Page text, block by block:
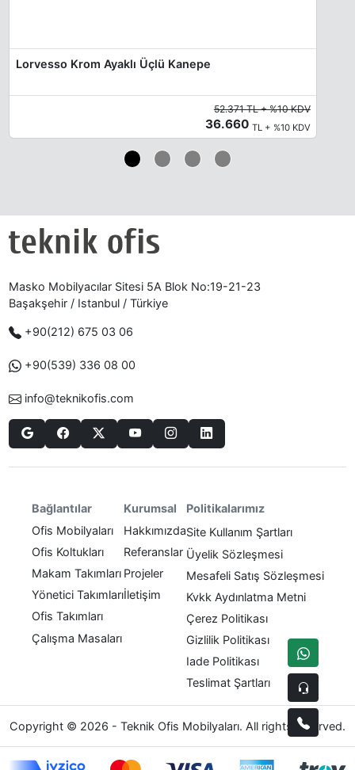
Lorvesso Krom Ayaklı Üçlü Kanepe
52.371 TL + %10 KDV
36.660 TL + %10 KDV
Masko Mobilyacılar Sitesi 5A Blok No:19-21-23
Başakşehir / Istanbul / Türkiye
+90(212) 675 03 06
+90(539) 336 08 00
info@teknikofis.com
Bağlantılar
Ofis Mobilyaları
Ofis Koltukları
Makam Takımları
Yönetici Takımları
Ofis Takımları
Çalışma Masaları
Kurumsal
Hakkımızda
Referanslar
Projeler
İletişim
Politikalarımız
Site Kullanım Şartları
Üyelik Sözleşmesi
Mesafeli Satış Sözleşmesi
Kvkk Aydınlatma Metni
Çerez Politikası
Gizlilik Politikası
Iade Politikası
Teslimat Şartları
Copyright © 2026 - Teknik Ofis Mobilyaları. All rights reserved.